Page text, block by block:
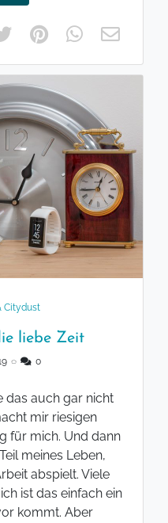
Citydust
liebe Zeit
◌ 0
das auch gar nicht
mir riesigen
für mich. Und dann
meines Leben,
abspielt. Viele
ist das einfach ein
kommt. Aber